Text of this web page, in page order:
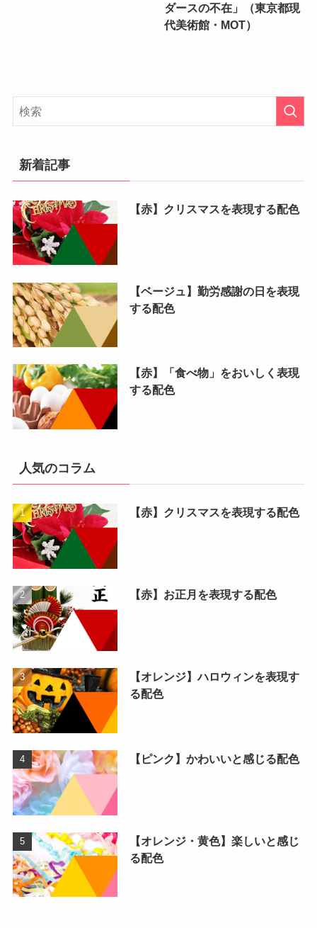
ダースの不在」（東京都現
代美術館・MOT）
新着記事
【赤】クリスマスを表現する配色
【ベージュ】勤労感謝の日を表現
する配色
【赤】「食べ物」をおいしく表現
する配色
人気のコラム
【赤】クリスマスを表現する配色
【赤】お正月を表現する配色
【オレンジ】ハロウィンを表現す
る配色
【ピンク】かわいいと感じる配色
【オレンジ・黄色】楽しいと感じ
る配色